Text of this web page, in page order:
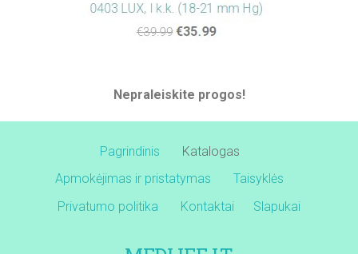
Nepraleiskite progos!
Pagrindinis
Katalogas
Apmokėjimas ir pristatymas
Taisyklės
Privatumo politika
Kontaktai Slapukai